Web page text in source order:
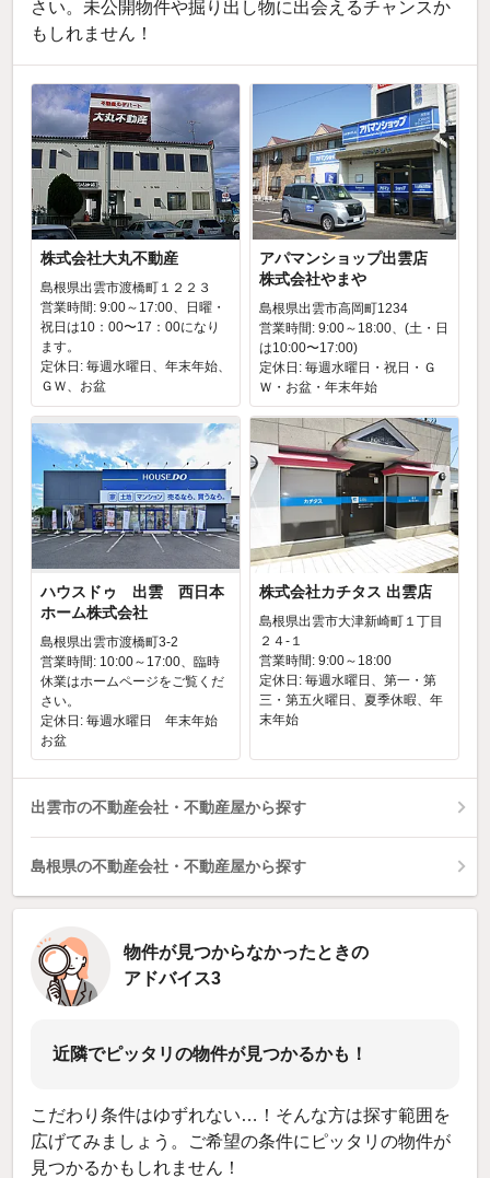
さい。未公開物件や掘り出し物に出会えるチャンスか
もしれません！
株式会社大丸不動産
島根県出雲市渡橋町１２２３
営業時間: 9:00～17:00、日曜・
祝日は10：00〜17：00になり
ます。
定休日: 毎週水曜日、年末年始、
ＧＷ、お盆
アパマンショップ出雲店
株式会社やまや
島根県出雲市高岡町1234
営業時間: 9:00～18:00、(土・日
は10:00〜17:00)
定休日: 毎週水曜日・祝日・Ｇ
Ｗ・お盆・年末年始
ハウスドゥ 出雲 西日本
ホーム株式会社
島根県出雲市渡橋町3-2
営業時間: 10:00～17:00、臨時
休業はホームページをご覧くだ
さい。
定休日: 毎週水曜日 年末年始
お盆
株式会社カチタス 出雲店
島根県出雲市大津新崎町１丁目
２４‐１
営業時間: 9:00～18:00
定休日: 毎週水曜日、第一・第
三・第五火曜日、夏季休暇、年
末年始
出雲市の不動産会社・不動産屋から探す
島根県の不動産会社・不動産屋から探す
物件が見つからなかったときの
アドバイス3
近隣でピッタリの物件が見つかるかも！
こだわり条件はゆずれない…！そんな方は探す範囲を
広げてみましょう。ご希望の条件にピッタリの物件が
見つかるかもしれません！